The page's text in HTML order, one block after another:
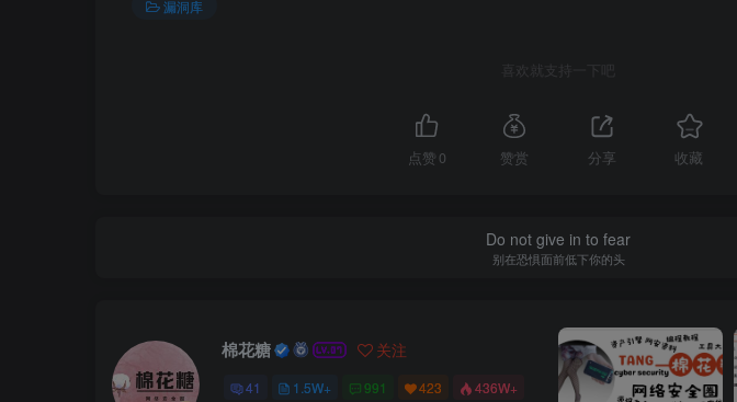
漏洞库
喜欢就支持一下吧
点赞 0 赞赏 分享 收藏
Do not give in to fear
别在恐惧面前低下你的头
棉花糖 关注
41 1.5W+ 991 423 436W+